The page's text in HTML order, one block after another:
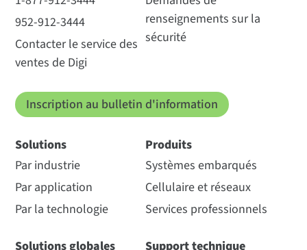
952-912-3444
Contacter le service des
ventes de Digi
renseignements sur la
sécurité
Inscription au bulletin d'information
Solutions
Par industrie
Par application
Par la technologie
Solutions globales
Produits
Systèmes embarqués
Cellulaire et réseaux
Services professionnels
Support technique